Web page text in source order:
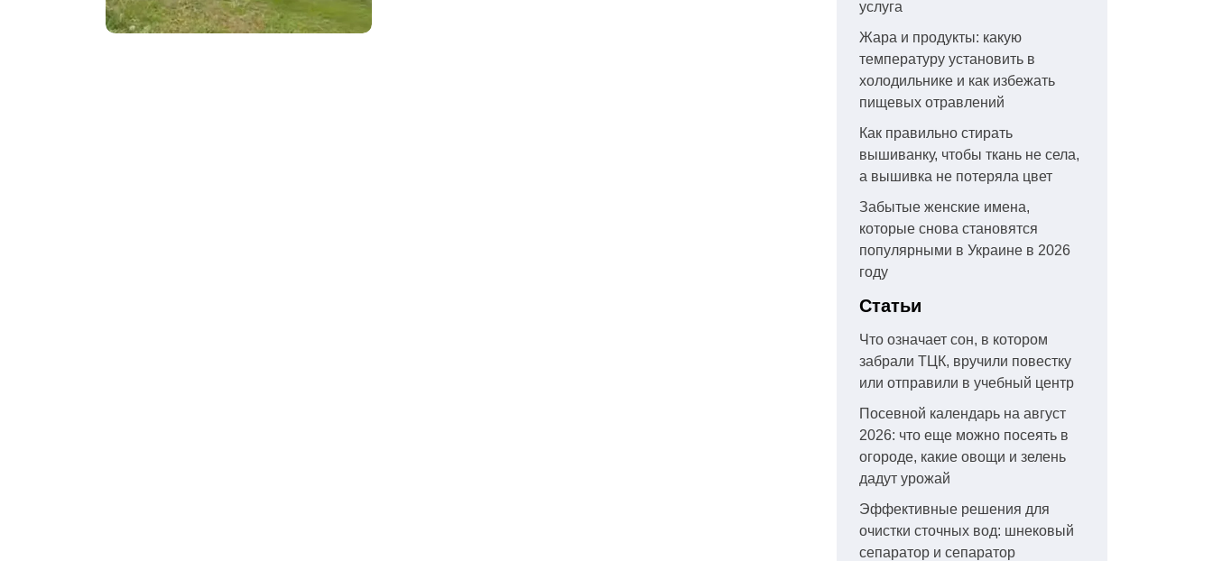
услуга
Жара и продукты: какую
температуру установить в
холодильнике и как избежать
пищевых отравлений
Как правильно стирать
вышиванку, чтобы ткань не села,
а вышивка не потеряла цвет
Забытые женские имена,
которые снова становятся
популярными в Украине в 2026
году
Статьи
Что означает сон, в котором
забрали ТЦК, вручили повестку
или отправили в учебный центр
Посевной календарь на август
2026: что еще можно посеять в
огороде, какие овощи и зелень
дадут урожай
Эффективные решения для
очистки сточных вод: шнековый
сепаратор и сепаратор